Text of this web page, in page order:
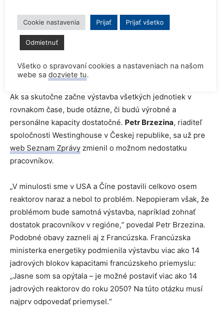
Výstavba Hinkley Point C Zdroj: EDF
Ak sa skutočne začne výstavba všetkých jednotiek v
rovnakom čase, bude otázne, či budú výrobné a
personálne kapacity dostatočné. Petr Brzezina, riaditeľ
spoločnosti Westinghouse v Českej republike, sa už pre
web Seznam Zprávy zmienil o možnom nedostatku
pracovníkov.
„V minulosti sme v USA a Číne postavili celkovo osem
reaktorov naraz a nebol to problém. Nepopieram však, že
problémom bude samotná výstavba, napríklad zohnať
dostatok pracovníkov v regióne,“ povedal Petr Brzezina.
Podobné obavy zazneli aj z Francúzska. Francúzska
ministerka energetiky podmienila výstavbu viac ako 14
jadrových blokov kapacitami francúzskeho priemyslu:
„Jasne som sa opýtala – je možné postaviť viac ako 14
jadrových reaktorov do roku 2050? Na túto otázku musí
najprv odpovedať priemysel.“
Cookie nastavenia Prijať Prijať všetko
Odmietnuť
Všetko o spravovaní cookies a nastaveniach na našom
webe sa dozviete tu.